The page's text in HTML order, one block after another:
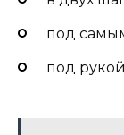
под
под